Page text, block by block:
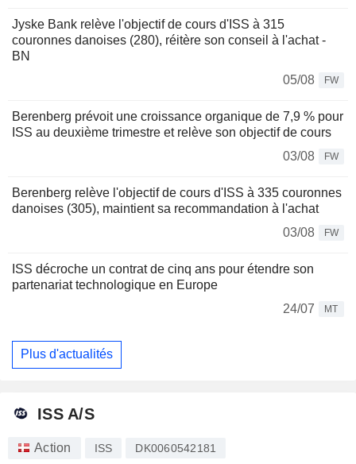
Jyske Bank relève l'objectif de cours d'ISS à 315
couronnes danoises (280), réitère son conseil à l'achat -
BN
05/08
FW
Berenberg prévoit une croissance organique de 7,9 % pour
ISS au deuxième trimestre et relève son objectif de cours
03/08
FW
Berenberg relève l'objectif de cours d'ISS à 335 couronnes
danoises (305), maintient sa recommandation à l'achat
03/08
FW
ISS décroche un contrat de cinq ans pour étendre son
partenariat technologique en Europe
24/07
MT
Plus d'actualités
ISS A/S
Action ISS DK0060542181